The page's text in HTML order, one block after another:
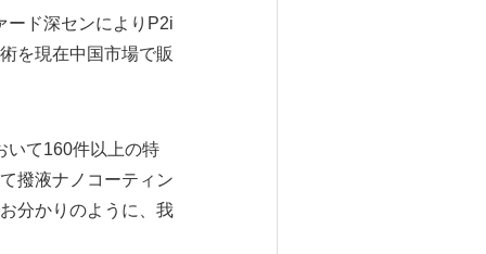
ード深センによりP2i
を現在中国市場で販
いて160件以上の特
撥液ナノコーティン
分かりのように、我